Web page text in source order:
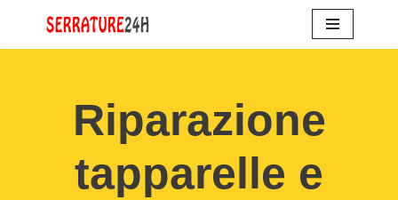
Vai
Riparazione
tapparelle e